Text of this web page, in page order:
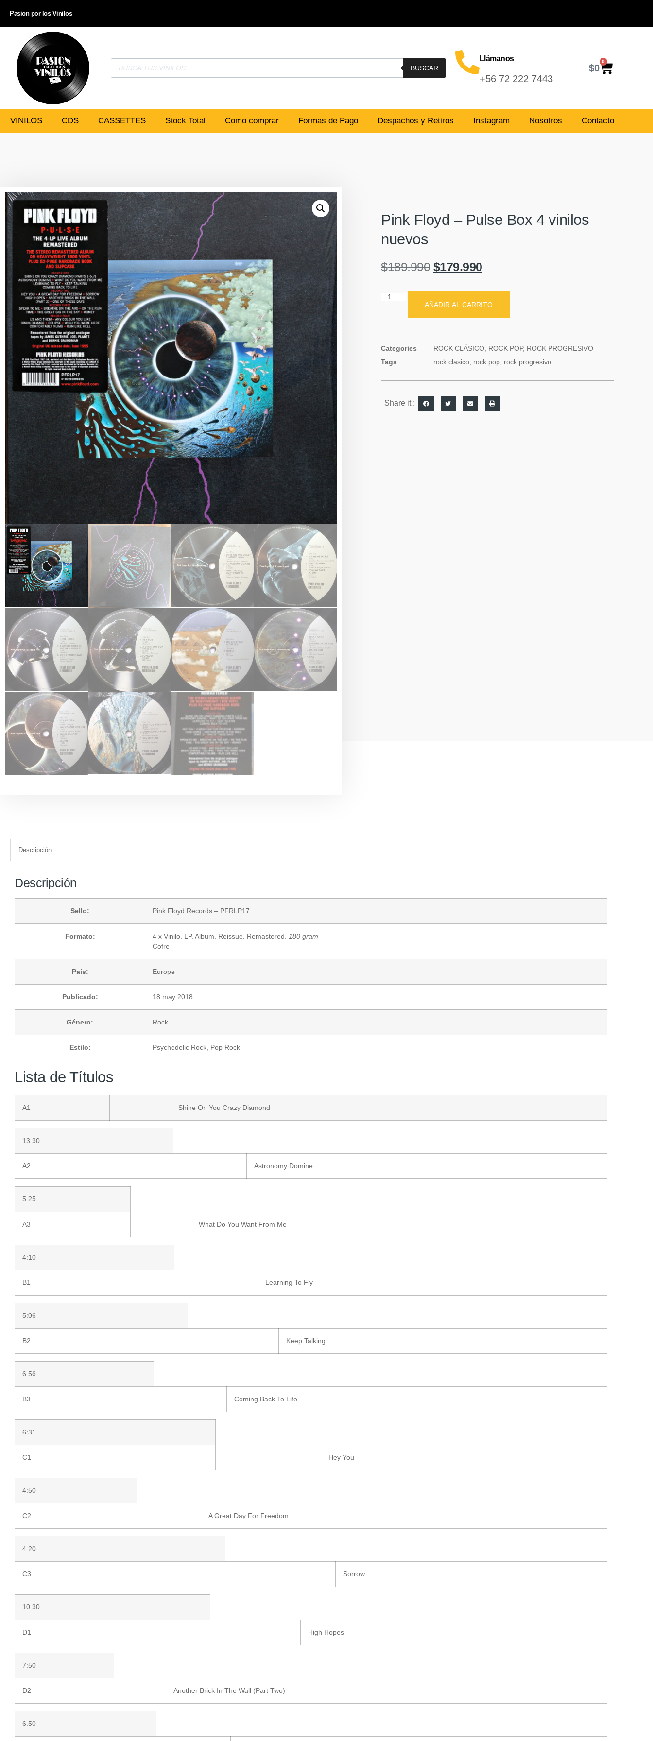
Pasion por los Vinilos
BUSCAR
Llámanos
+56 72 222 7443
$0
0
VINILOS CDS CASSETTES Stock Total Como comprar Formas de Pago Despachos y Retiros Instagram Nosotros Contacto
Pink Floyd – Pulse Box 4 vinilos
nuevos
$189.990 $179.990
AÑADIR AL CARRITO
Categories ROCK CLÁSICO, ROCK POP, ROCK PROGRESIVO
Tags
rock clasico, rock pop, rock progresivo
Share it :
Descripción
Descripción
Sello: Pink Floyd Records – PFRLP17
Formato: 4 x Vinilo, LP, Album, Reissue, Remastered, 180 gram
Cofre
País: Europe
Publicado: 18 may 2018
Género: Rock
Estilo: Psychedelic Rock, Pop Rock
Lista de Títulos
A1 Shine On You Crazy Diamond
13:30
A2 Astronomy Domine
5:25
A3 What Do You Want From Me
4:10
B1 Learning To Fly
5:06
B2 Keep Talking
6:56
B3 Coming Back To Life
6:31
C1 Hey You
4:50
C2 A Great Day For Freedom
4:20
C3 Sorrow
10:30
D1 High Hopes
7:50
D2 Another Brick In The Wall (Part Two)
6:50